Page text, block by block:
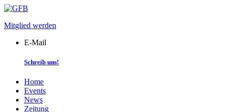
Skip
content
Mitglied werden
E-Mail
Schreib uns!
Home
Events
News
Zeitung